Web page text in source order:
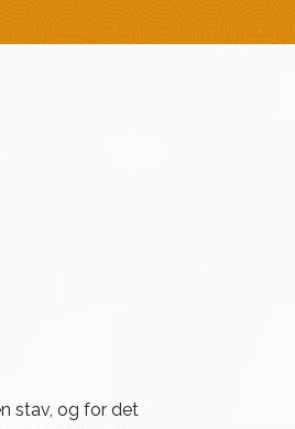
stav, og for det